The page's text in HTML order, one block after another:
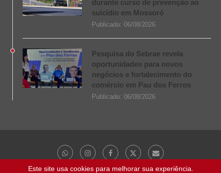
durante curso de prevenção ao
suicídio em Mossoró
Publicado: 06/08/2026
Pesquisa do Sebrae revela
oportunidades para novos
negócios e fortalecimento do
comércio em Pau dos Ferros
Publicado: 06/08/2026
Este site usa cookies para melhorar sua experiência.